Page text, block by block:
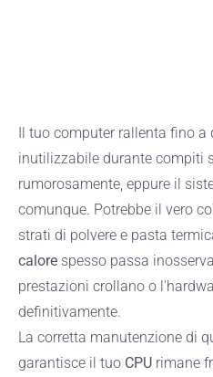
Il tuo computer rallenta fino
inutilizzabile durante compiti
rumorosamente, eppure il
comunque. Potrebbe il vero
strati di polvere e pasta
calore spesso passa
prestazioni crollano o
definitivamente.
La corretta manutenzione di
garantisce il tuo CPU rimane